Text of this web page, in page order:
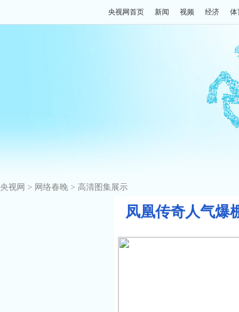
央视网首页 新闻 视频 经济 体
央视网 > 网络春晚 > 高清图集展示
凤凰传奇人气爆